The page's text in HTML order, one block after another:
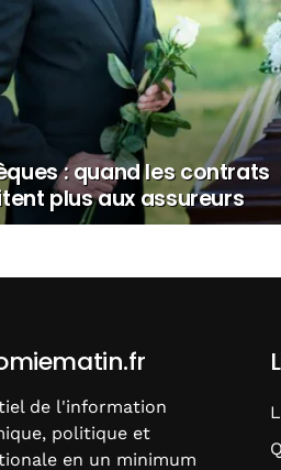
: quand les contrats
plus aux assureurs
familles
de l'information
politique et
en un minimum